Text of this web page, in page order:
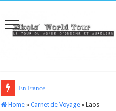
En France...
Home » Carnet de Voyage » Laos